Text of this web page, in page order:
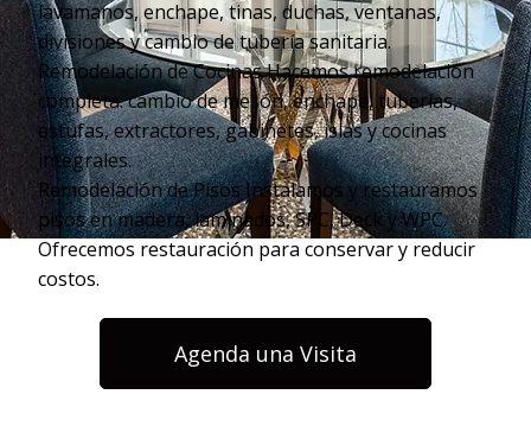
lavamanos, enchape, tinas, duchas, ventanas,
divisiones y cambio de tubería sanitaria.
Remodelación de Cocinas Hacemos remodelación
completa: cambio de mesón, enchape, tuberías,
estufas, extractores, gabinetes, islas y cocinas
integrales.
Remodelación de Pisos Instalamos y restauramos
pisos en madera, laminados, SPC, Deck y WPC.
Ofrecemos restauración para conservar y reducir
costos.
Agenda una Visita